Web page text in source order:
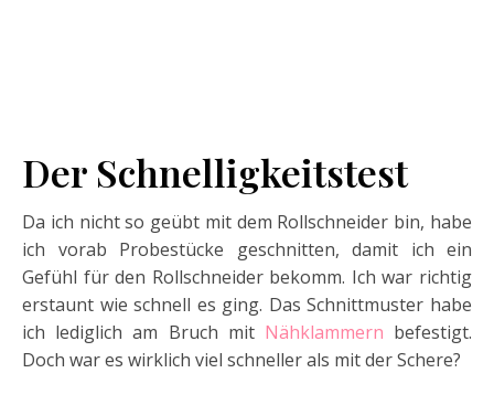
Der Schnelligkeitstest
Da ich nicht so geübt mit dem Rollschneider bin, habe
ich vorab Probestücke geschnitten, damit ich ein
Gefühl für den Rollschneider bekomm. Ich war richtig
erstaunt wie schnell es ging. Das Schnittmuster habe
ich lediglich am Bruch mit Nähklammern befestigt.
Doch war es wirklich viel schneller als mit der Schere?